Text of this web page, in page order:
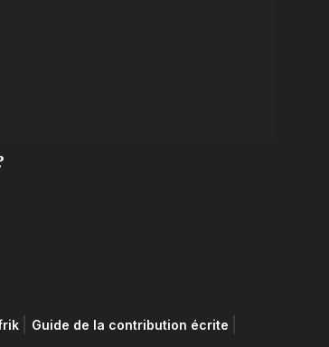
Guide de la contribution écrite